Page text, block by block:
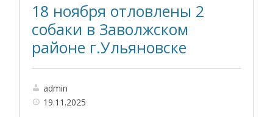
18 ноября отловлены 2
собаки в Заволжском
районе г.Ульяновске
admin
19.11.2025